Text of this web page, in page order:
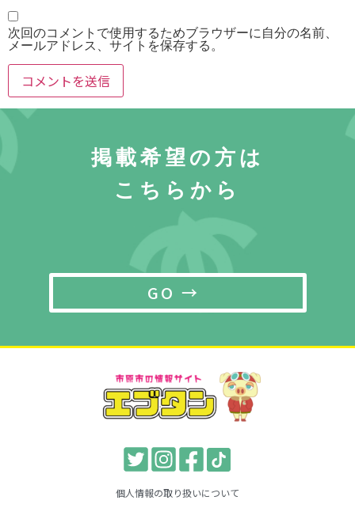
次回のコメントで使用するためブラウザーに自分の名前、
メールアドレス、サイトを保存する。
掲載希望の方は
こちらから
GO →
個人情報の取り扱いについて